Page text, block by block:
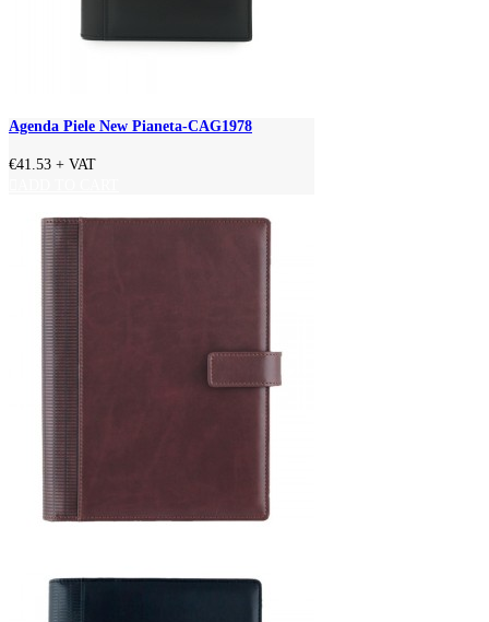
Agenda Piele New Pianeta-CAG1978
€41.53 + VAT